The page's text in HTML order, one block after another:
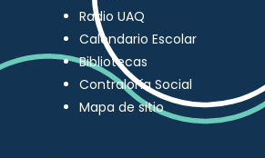
Radio UAQ
Calendario Escolar
Bibliotecas
Contraloría Social
Mapa de sitio